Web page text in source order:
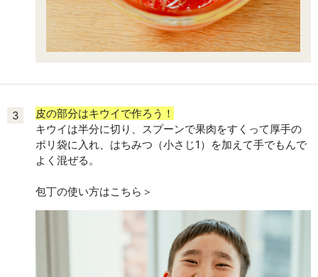
3
皮の部分はキウイで作ろう！
キウイは半分に切り、スプーンで果肉をすくって厚手の
ポリ袋に入れ、はちみつ（小さじ1）を加えて手でもんで
よく混ぜる。
包丁の使い方はこちら＞